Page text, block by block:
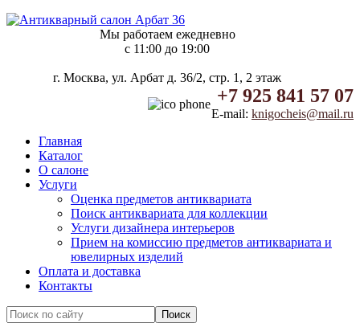
Мы работаем ежедневно
c 11:00 до 19:00
г. Москва, ул. Арбат д. 36/2, стр. 1, 2 этаж
+7 925 841 57 07
E-mail: knigocheis@mail.ru
Главная
Каталог
О салоне
Услуги
Оценка предметов антиквариата
Поиск антиквариата для коллекции
Услуги дизайнера интерьеров
Прием на комиссию предметов антиквариата и
ювелирных изделий
Оплата и доставка
Контакты